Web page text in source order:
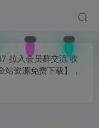
拉入会员群交流 收
资源免费下载】，